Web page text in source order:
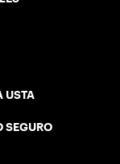
USTA
SEGURO